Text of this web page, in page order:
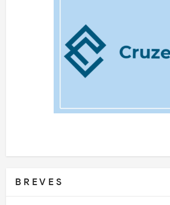
B R E V E S